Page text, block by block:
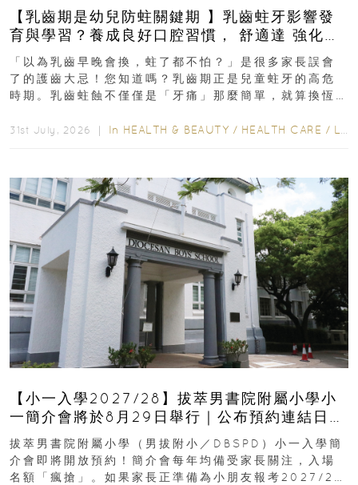
【乳齒期是幼兒防蛀關鍵期 】乳齒蛀牙影響發
育與學習？養成良好口腔習慣， 舒適達 強化琺
瑯質 兒童牙膏防護指南
「以為乳齒早晚會換，蛀了都不怕？」是很多家長誤會
了的護齒大忌！您知道嗎？乳齒期正是兒童蛀牙的高危
時期。乳齒蛀蝕不僅僅是「牙痛」那麼簡單，就算換恆
31st July, 2026 ｜ In HEALTH & BEAUTY / HEALTH CARE / LIFESTYLE
【小一入學2027/28】拔萃男書院附屬小學小
一簡介會將於8月29日舉行｜公布預約連結日期
｜更設有網上重溫
拔萃男書院附屬小學（男拔附小／DBSPD）小一入學簡
介會即將開放預約！簡介會每年均備受家長關注，入場
名額「瘋搶」。如果家長正準備為小朋友報考2027/28